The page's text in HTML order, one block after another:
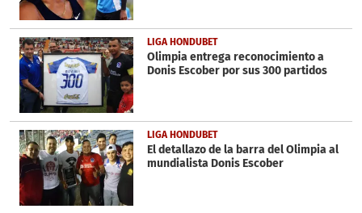
LIGA HONDUBET
Olimpia entrega reconocimiento a
Donis Escober por sus 300 partidos
LIGA HONDUBET
El detallazo de la barra del Olimpia al
mundialista Donis Escober